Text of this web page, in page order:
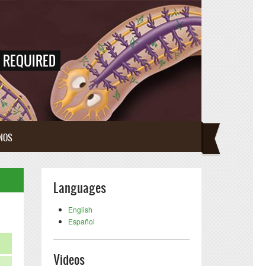
Languages
English
Español
Videos